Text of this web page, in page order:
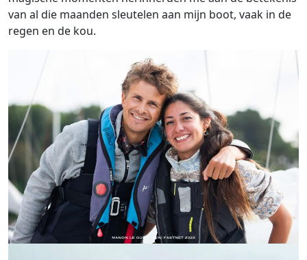
van al die maanden sleutelen aan mijn boot, vaak in de
regen en de kou.